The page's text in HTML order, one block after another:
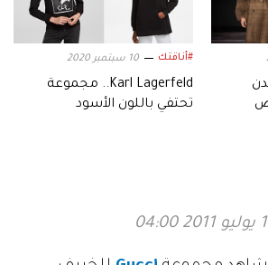
#أناقتك 10 سبتمبر 2020
Karl Lagerfeld.. مجموعة
تحتفي باللون الأسود